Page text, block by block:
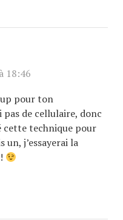
18:46
pour ton
pas de cellulaire, donc
cette technique pour
un, j’essayerai la